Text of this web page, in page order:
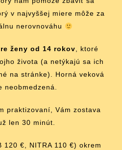
v najvyššej miere môže za
nerovnováhu
ženy od 14 rokov, ktoré
života (a netýkajú sa ich
na stránke). Horná veková
neobmedzená.
praktizovaní, Vám zostava
len 30 minút.
120 €, NITRA 110 €) okrem